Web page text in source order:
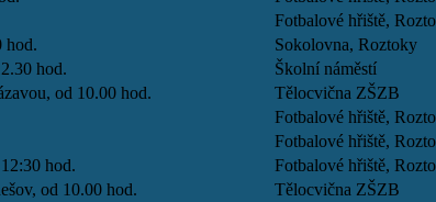
Fotbalové hřiště,
hod.
Sokolovna, Roztoky
hod.
Školní náměstí
od 10.00 hod.
Tělocvična ZŠZB
Fotbalové hřiště,
Fotbalové hřiště,
hod.
Fotbalové hřiště,
od 10.00 hod.
Tělocvična ZŠZB